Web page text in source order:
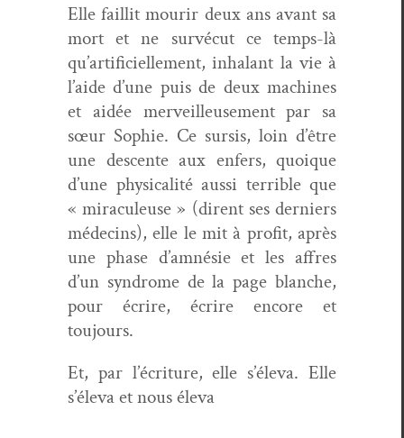
Elle fail­lit mourir deux ans avant sa
mort et ne survé­cut ce temps-là
qu’artificiellement, inhalant la vie à
l’aide d’une puis de deux machines
et aidée mer­veilleuse­ment par sa
sœur Sophie. Ce sur­sis, loin d’être
une descente aux enfers, quoique
d’une phys­i­cal­ité aus­si ter­ri­ble que
« mirac­uleuse » (dirent ses derniers
médecins), elle le mit à prof­it, après
une phase d’amnésie et les affres
d’un syn­drome de la page blanche,
pour écrire, écrire encore et
toujours.
Et, par l’écriture, elle s’éleva. Elle
s’éleva et nous éleva